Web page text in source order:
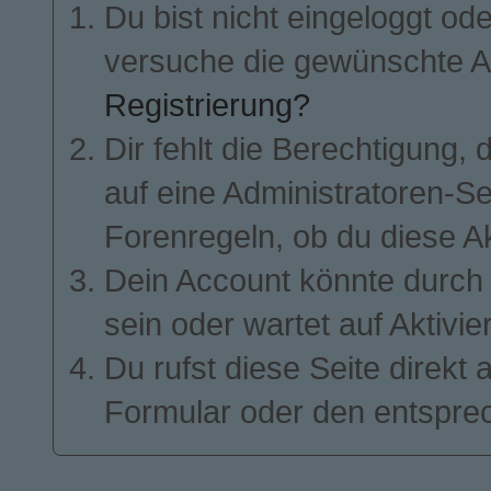
ALLES UM TECHNOLOGIE. DER RUF DER
FAKULTÄT IST NICHT GRUNDLOS SO GUT –
GEORGE SMOOT, MARIO MOLINA ODER
RICHARD FEYNMAN PROMOVIERTEN HIER.
QUASI MIT BLICKKONTAKT ZUM MIT, LIEGT
DIE JOHN D. O’BRYANT SCHOOL OF
JUNGE GENIES EIN VORLÄUFER ZUM MIT.
DIE BEIDEN BILDUNGSEINRICHTUNGEN
ABSOLVENTEN DER „JDOB“ WERDEN VOM
MIT BEVORZUGT ANGENOMMEN.
DER DRITTE HAUPTSPIELORT – MERCURY
TECH. EIN GIGANTISCHES TECHNOLOGIE-
SOFTWARE-LÖSUNGEN SPEZIALISIERT HAT.
IM VORDERGRUND STEHT DAS PROJEKT
DIE DEN ÜBLICHEN HAUSHALTSHILFEN WIE
ALEXA, SIRI UND CO NICHT NUR
KONKURRENZ MACHEN, SONDERN
MERCURY HAT ABER NOCH MEHR ZU
BIETEN: MIT PROJEKT „JUPITER“ STEHT DIE
VIDEOSPIELE IN DEN STARTLÖCHERN,
WÄHREND PROJEKT „SATURN“ MODERNE
Du bist nicht eingeloggt
versuche die gewünschte
Registrierung?
Dir fehlt die Berechtigung,
auf eine Administratoren-
Forenregeln, ob du diese
Dein Account könnte
sein oder wartet auf
Du rufst diese Seite direkt
Formular oder den